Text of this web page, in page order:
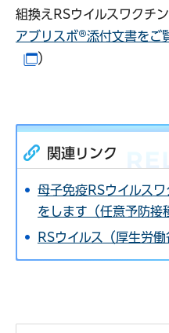
組換えRSウイルスワクチ
アブリスボ®添付文書をご
（別ウインドウで開き
）
関連リンク
母子免疫RSウイルス
をします（任意予防接
RSウイルス（厚生労働